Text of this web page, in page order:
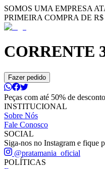
SOMOS UMA EMPRESA
PRIMEIRA COMPRA DE R$
CORRENTE
Fazer pedido
Peças com até 50% de
INSTITUCIONAL
Sobre Nós
Fale Conosco
SOCIAL
Siga-nos no Instagram e fique
@pratamania_oficial
POLÍTICAS